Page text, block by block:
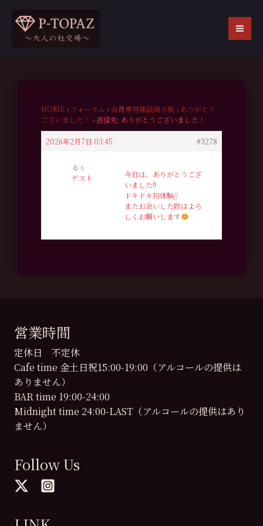
HOME › フォーラム › 会員専用雑談掲示板 › ありがとう
ございました！ ›返信先: ありがとうございました！
2026年2月7日 03:45 #3278
るぅ
ゲスト
今日は、ありがとうござ
いました!!
ドキドキ初体験//
またお会いした際はよろ
しくお願いします
営業時間
定休日 不定休
Cafe time 金土日祝15:00-19:00（アルコールの提供は
ありません）
BAR time 19:00-24:00
Midnight time 24:00-LAST（アルコールの提供はあり
ません）
Follow Us